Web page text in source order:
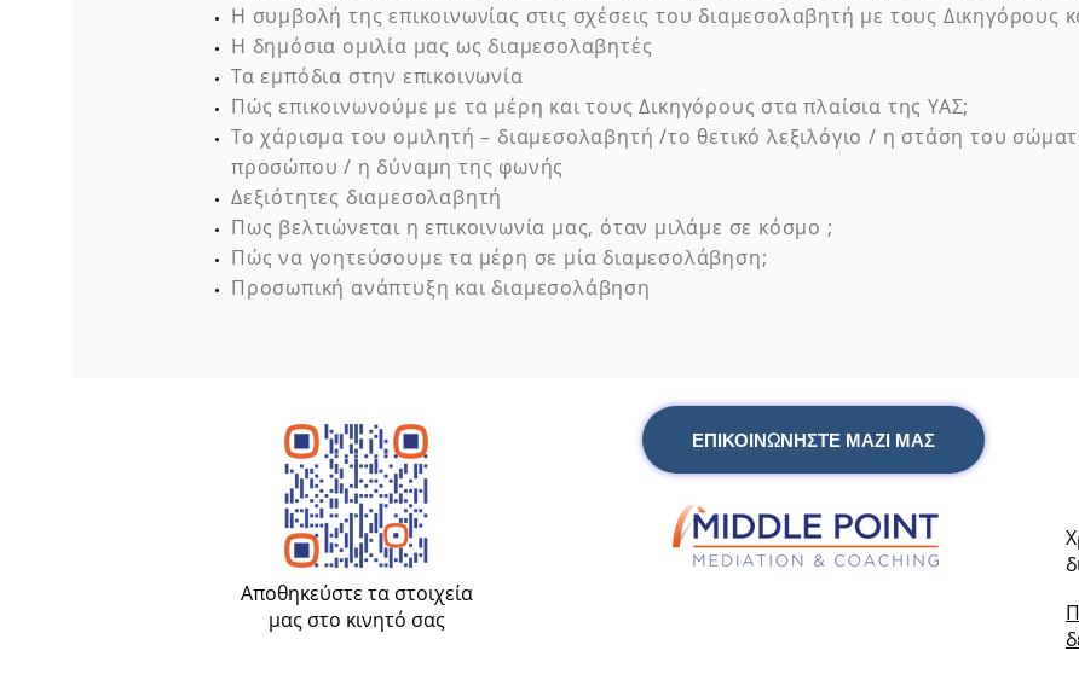
Η συμβολή της επικοινωνίας στις σχέσεις του διαμεσολαβητή με τους Δικηγόρους
Η δημόσια ομιλία μας ως διαμεσολαβητές
Τα εμπόδια στην επικοινωνία
Πώς επικοινωνούμε με τα μέρη και τους Δικηγόρους στα πλαίσια της ΥΑΣ;
Το χάρισμα του ομιλητή – διαμεσολαβητή /το θετικό λεξιλόγιο / η στάση του
προσώπου / η δύναμη της φωνής
Δεξιότητες διαμεσολαβητή
Πως βελτιώνεται η επικοινωνία μας, όταν μιλάμε σε κόσμο ;
Πώς να γοητεύσουμε τα μέρη σε μία διαμεσολάβηση;
Προσωπική ανάπτυξη και διαμεσολάβηση
ΕΠΙΚΟΙΝΩΝΗΣΤΕ ΜΑΖΙ ΜΑΣ
Αποθηκεύστε τα στοιχεία
μας στο κινητό σας